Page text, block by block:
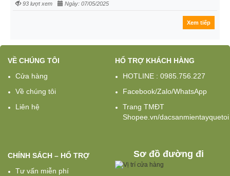
93 lượt xem Ngày: 07/05/2025
Xem tiếp
VỀ CHÚNG TÔI
Cửa hàng
Về chúng tôi
Liên hệ
HỔ TRỢ KHÁCH HÀNG
HOTLINE : 0985.756.227
Facebook/Zalo/WhatsApp
Trang TMĐT
Shopee.vn/dacsanmientayquetoi
CHÍNH SÁCH – HỔ TRỢ
Tư vấn miễn phí
Sơ đồ đường đi